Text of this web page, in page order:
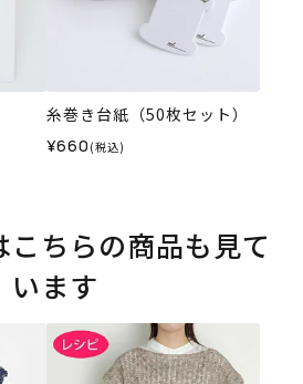
糸巻き台紙（50枚セット）
¥660 (税込)
ちらの商品も見て
います